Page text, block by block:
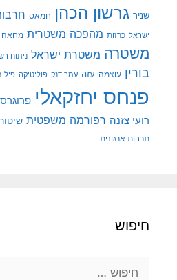
שניר גרשון הכהן חמאס
ישראל כרזות מהפכה משטרית מחאה
משטרה משטרת ישראל ניתוח
בורין עוצמה עזה עמר דנק פוליטיקה פיל
פנחס יחזקאלי פרוגרס
רועי צזנה רפורמה משפטית שיטור
תרבות ארגונית
חיפוש